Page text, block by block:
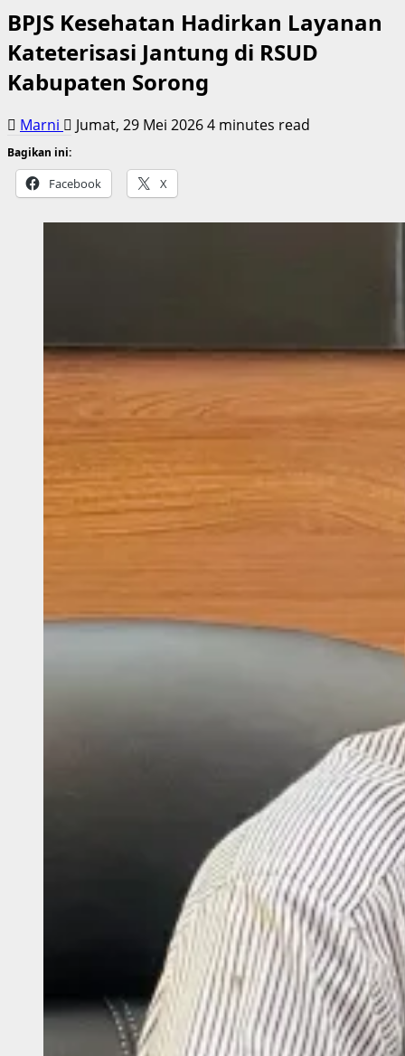
BPJS Kesehatan Hadirkan Layanan
Kateterisasi Jantung di RSUD
Kabupaten Sorong
Marni Jumat, 29 Mei 20264 minutes read
Bagikan ini:
Facebook X